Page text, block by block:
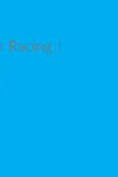
Racing !